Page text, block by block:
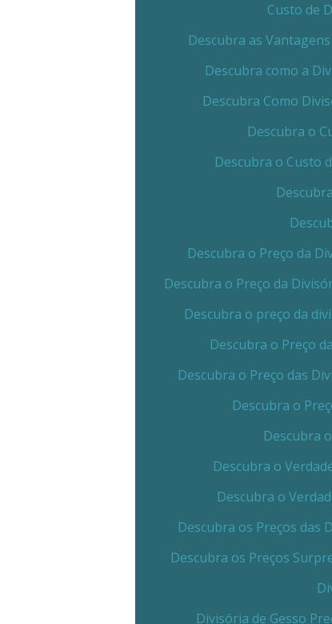
Custo de
Descubra as
Descubra como a
Descubra Como
Descubra o
Descubra o Custo
Descubra o Preço da
Descubra o Preço da
Descubra o preço da
Descubra o Preço
Descubra o Preço das
Descubra o
Descubra
Descubra o
Descubra o
Descubra os Preços das
Descubra os Preços
Divisória de Gesso